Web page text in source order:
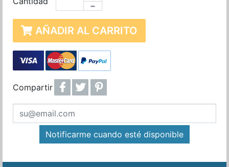
−
AÑADIR AL CARRITO
Compartir
Notificarme cuando esté disponible